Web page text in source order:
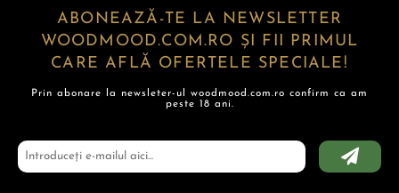
ABONEAZĂ-TE LA NEWSLETTER
WOODMOOD.COM.RO ȘI FII PRIMUL
CARE AFLĂ OFERTELE SPECIALE!
Prin abonare la newsleter-ul woodmood.com.ro confirm ca am
peste 18 ani.